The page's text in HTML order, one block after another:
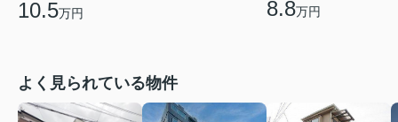
10.5万円 8.8万円
よく見られている物件